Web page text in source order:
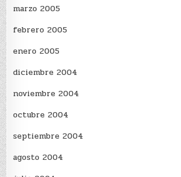
marzo 2005
febrero 2005
enero 2005
diciembre 2004
noviembre 2004
octubre 2004
septiembre 2004
agosto 2004